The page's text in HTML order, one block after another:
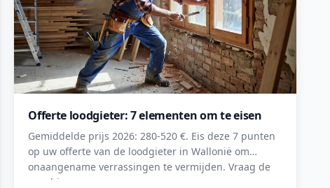
Offerte loodgieter: 7 elementen om te eisen
Gemiddelde prijs 2026: 280-520 €. Eis deze 7 punten
op uw offerte van de loodgieter in Wallonië om
onaangename verrassingen te vermijden. Vraag de
uwe hier aan.